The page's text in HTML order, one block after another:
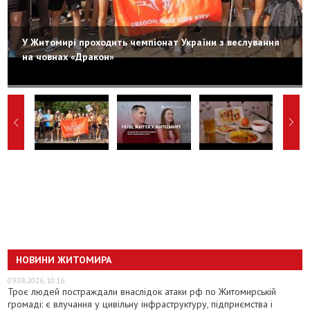
У Житомирі проходить чемпіонат України з веслування
на човнах «Дракон»
НОВИНИ ЖИТОМИРА
09.08.2026, 10:16
Троє людей постраждали внаслідок атаки рф по Житомирській
громаді: є влучання у цивільну інфраструктуру, підприємства і